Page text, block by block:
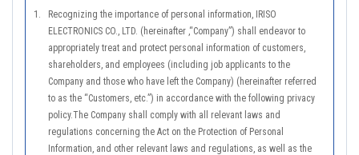
1.
Recognizing the importance of personal information, IRISO
ELECTRONICS CO., LTD. (hereinafter ,“Company”) shall endeavor to
appropriately treat and protect personal information of customers,
shareholders, and employees (including job applicants to the
Company and those who have left the Company) (hereinafter referred
to as the “Customers, etc.”) in accordance with the following privacy
policy.The Company shall comply with all relevant laws and
regulations concerning the Act on the Protection of Personal
Information, and other relevant laws and regulations, as well as the